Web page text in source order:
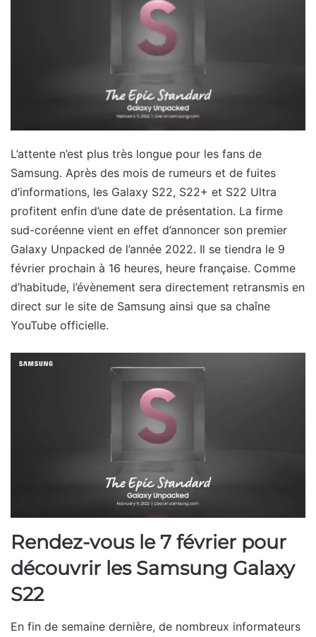
L’attente n’est plus très longue pour les fans de
Samsung. Après des mois de rumeurs et de fuites
d’informations, les Galaxy S22, S22+ et S22 Ultra
profitent enfin d’une date de présentation. La firme
sud-coréenne vient en effet d’annoncer son premier
Galaxy Unpacked de l’année 2022. Il se tiendra le 9
février prochain à 16 heures, heure française. Comme
d’habitude, l’évènement sera directement retransmis en
direct sur le site de Samsung ainsi que sa chaîne
YouTube officielle.
Rendez-vous le 7 février pour
découvrir les Samsung Galaxy
S22
En fin de semaine dernière, de nombreux informateurs